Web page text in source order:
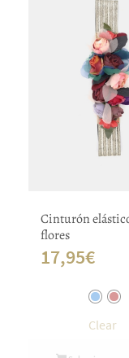
Cinturón
flores
17,95€
Clear